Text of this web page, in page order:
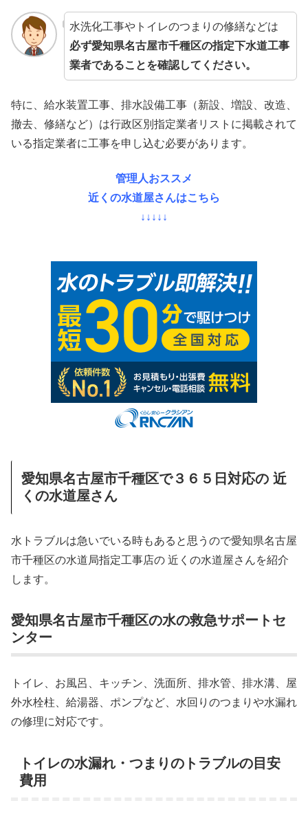
水洗化工事やトイレのつまりの修繕などは
必ず愛知県名古屋市千種区の指定下水道工事
業者であることを確認してください。
特に、給水装置工事、排水設備工事（新設、増設、改造、
撤去、修繕など）は行政区別指定業者リストに掲載されて
いる指定業者に工事を申し込む必要があります。
管理人おススメ
近くの水道屋さんはこちら
↓↓↓↓↓
愛知県名古屋市千種区で３６５日対応の 近
くの水道屋さん
水トラブルは急いでいる時もあると思うので愛知県名古屋
市千種区の水道局指定工事店の 近くの水道屋さんを紹介
します。
愛知県名古屋市千種区の水の救急サポートセ
ンター
トイレ、お風呂、キッチン、洗面所、排水管、排水溝、屋
外水栓柱、給湯器、ポンプなど、水回りのつまりや水漏れ
の修理に対応です。
トイレの水漏れ・つまりのトラブルの目安
費用